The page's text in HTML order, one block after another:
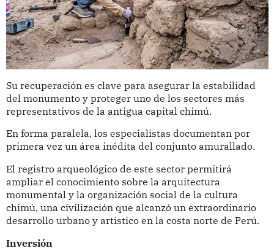
Su recuperación es clave para asegurar la estabilidad
del monumento y proteger uno de los sectores más
representativos de la antigua capital chimú.
En forma paralela, los especialistas documentan por
primera vez un área inédita del conjunto amurallado.
El registro arqueológico de este sector permitirá
ampliar el conocimiento sobre la arquitectura
monumental y la organización social de la cultura
chimú, una civilización que alcanzó un extraordinario
desarrollo urbano y artístico en la costa norte de Perú.
Inversión